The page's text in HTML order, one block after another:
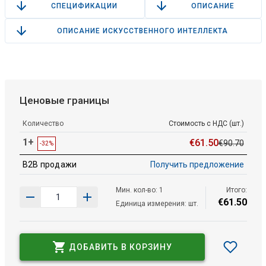
СПЕЦИФИКАЦИИ ОПИСАНИЕ
ОПИСАНИЕ ИСКУССТВЕННОГО ИНТЕЛЛЕКТА
Ценовые границы
Количество Стоимость с НДС (шт.)
1+ -32% €61 .50€90.70
B2B продажи Получить предложение
Мин. кол-во: 1
Единица измерения: шт.
Итого:
€61.50
ДОБАВИТЬ В КОРЗИНУ